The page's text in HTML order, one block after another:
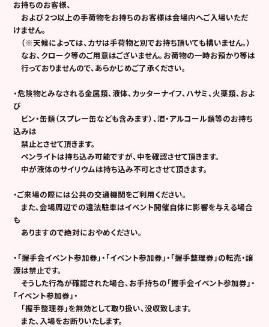
お持ちのお客様、
および２つ以上の手荷物をお持ちのお客様は会場内へご入場いただ
けません。
（※天候によっては、カサは手荷物と別でお持ち頂いても構いません。）
なお、クローク等のご用意はございません。お荷物の一時お預かり等は
行っておりませんので、あらかじめご了承ください。
・危険物とみなされる金属類、液体、カッターナイフ、ハサミ、火薬類、およ
び
ビン・缶類（スプレー缶なども含みます）、酒・アルコール類等のお持ち
込みは
禁止とさせて頂きます。
ペンライトは持ち込み可能ですが、中を確認させて頂きます。
中が液体のサイリウムは持ち込み不可とさせて頂きます。
・ご来場の際には公共の交通機関をご利用ください。
また、会場周辺での違法駐車はイベント開催自体に影響を与える場合
も
ありますので絶対におやめください。
・ 「握手会イベント参加券」・「イベント参加券」・「握手整理券」の転売・譲
渡は禁止です。
そうした行為が確認された場合、お手持ちの「握手会イベント参加券」・
「イベント参加券」・
「握手整理券」を無効として取り扱い、没収致します。
また、入場をお断りいたします。